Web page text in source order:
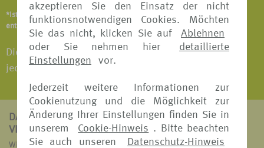
akzeptieren Sie den Einsatz der nicht
funktionsnotwendigen Cookies. Möchten
Sie das nicht, klicken Sie auf
Ablehnen
oder Sie nehmen hier
detaillierte
Einstellungen
vor.
Jederzeit weitere Informationen zur
Cookienutzung und die Möglichkeit zur
Änderung Ihrer Einstellungen finden Sie in
unserem
Cookie-Hinweis . Bitte beachten
Sie auch unseren
Datenschutz-Hinweis
*Ist abhängig vom Versicherungsangebot und Versicherer. Details
entnehmen Sie bitte den jeweiligen Versicherungsbedingungen.
Die Buchung einer Reisegepäck-Versicherung ist
jederzeit vor Beginn der Reise möglich.
DAS ZEICHNET
VERS[4U] AUS:
Wir suchen den passenden Reiseschutz für Sie und